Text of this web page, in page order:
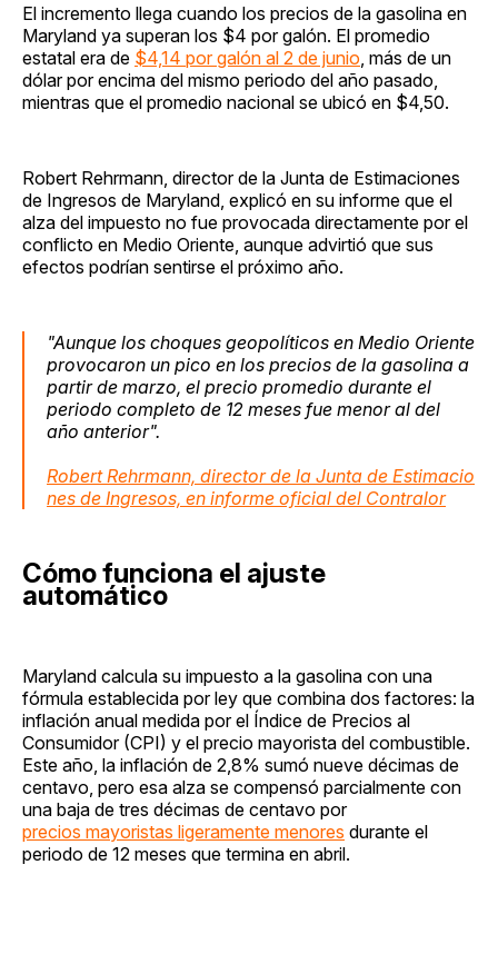
El incremento llega cuando los precios de la gasolina en
Maryland ya superan los $4 por galón. El promedio
estatal era de $4,14 por galón al 2 de junio , más de un
dólar por encima del mismo periodo del año pasado,
mientras que el promedio nacional se ubicó en $4,50.
Robert Rehrmann, director de la Junta de Estimaciones
de Ingresos de Maryland, explicó en su informe que el
alza del impuesto no fue provocada directamente por el
conflicto en Medio Oriente, aunque advirtió que sus
efectos podrían sentirse el próximo año.
"Aunque los choques geopolíticos en Medio Oriente
provocaron un pico en los precios de la gasolina a
partir de marzo, el precio promedio durante el
periodo completo de 12 meses fue menor al del
año anterior".
Robert Rehrmann, director de la Junta de Estimacio
nes de Ingresos, en informe oficial del Contralor
Cómo funciona el ajuste
automático
Maryland calcula su impuesto a la gasolina con una
fórmula establecida por ley que combina dos factores: la
inflación anual medida por el Índice de Precios al
Consumidor (CPI) y el precio mayorista del combustible.
Este año, la inflación de 2,8% sumó nueve décimas de
centavo, pero esa alza se compensó parcialmente con
una baja de tres décimas de centavo por
precios mayoristas ligeramente menores durante el
periodo de 12 meses que termina en abril.